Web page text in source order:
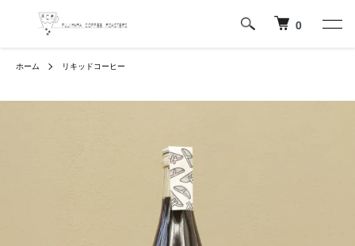
0
ホーム リキッドコーヒー